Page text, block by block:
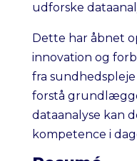
udforske
Dette har åbnet
innovation og
fra
forstå
dataanalyse kan
kompetence i